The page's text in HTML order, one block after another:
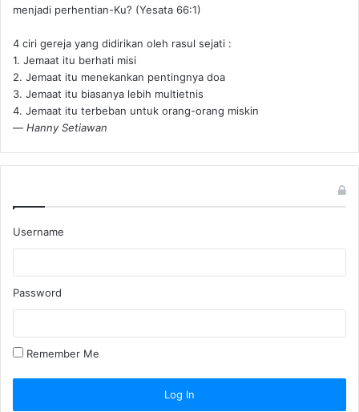
menjadi perhentian-Ku? (Yesata 66:1) ‪
4 ciri gereja yang didirikan oleh rasul sejati :
1. Jemaat itu berhati misi
2. Jemaat itu menekankan pentingnya doa
3. Jemaat itu biasanya lebih multietnis
4. Jemaat itu terbeban untuk orang-orang miskin
— Hanny Setiawan
Username
Password
Remember Me